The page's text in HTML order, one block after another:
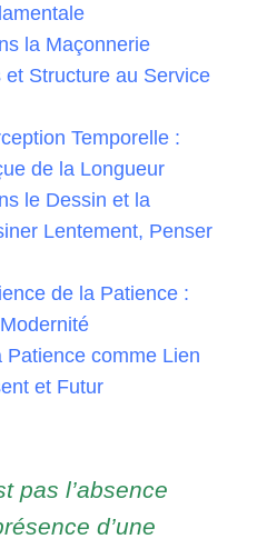
la Maçonnerie
et Structure au Service
Temporelle :
de la Longueur
le Dessin et la
Lentement, Penser
de la Patience :
Patience comme Lien
et Futur
pas l’absence
d’une